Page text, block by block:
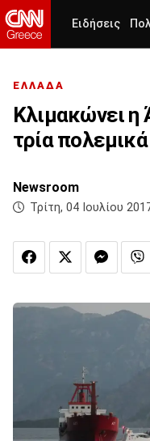
Ειδήσεις
ΕΛΛΑΔΑ
Κλιμακώνει η
τρία
Newsroom
Τρίτη, 04 Ιουλίου